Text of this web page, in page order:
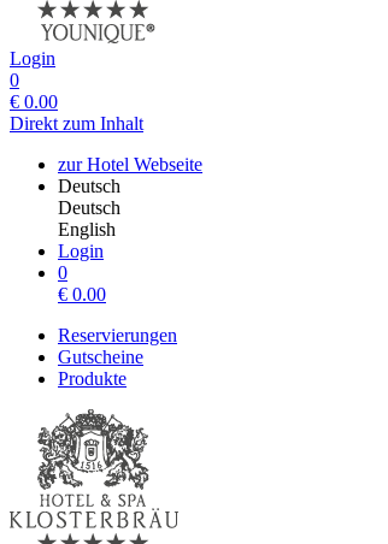
Login
0
€ 0.00
Direkt zum Inhalt
zur Hotel Webseite
Deutsch
Deutsch
English
Login
0
€ 0.00
Reservierungen
Gutscheine
Produkte